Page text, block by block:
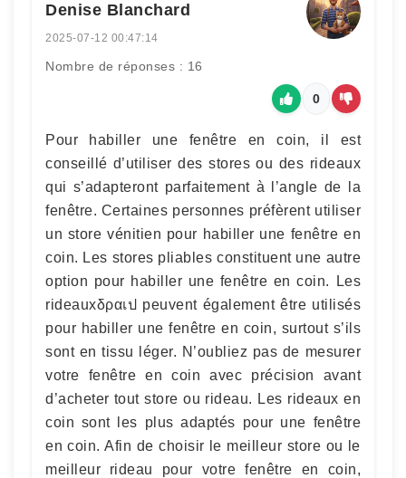
Denise Blanchard
2025-07-12 00:47:14
Nombre de réponses : 16
0
Pour habiller une fenêtre en coin, il est
conseillé d’utiliser des stores ou des rideaux
qui s’adapteront parfaitement à l’angle de la
fenêtre. Certaines personnes préfèrent utiliser
un store vénitien pour habiller une fenêtre en
coin. Les stores pliables constituent une autre
option pour habiller une fenêtre en coin. Les
rideauxδραเป peuvent également être utilisés
pour habiller une fenêtre en coin, surtout s’ils
sont en tissu léger. N’oubliez pas de mesurer
votre fenêtre en coin avec précision avant
d’acheter tout store ou rideau. Les rideaux en
coin sont les plus adaptés pour une fenêtre
en coin. Afin de choisir le meilleur store ou le
meilleur rideau pour votre fenêtre en coin,